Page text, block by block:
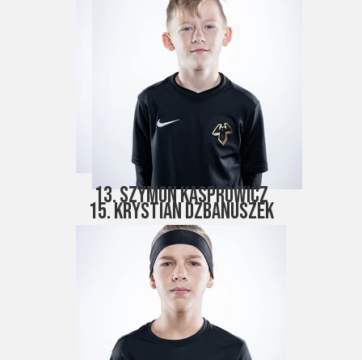
15. Krystian Dzbanuszek
13. Szymon Kasprowicz